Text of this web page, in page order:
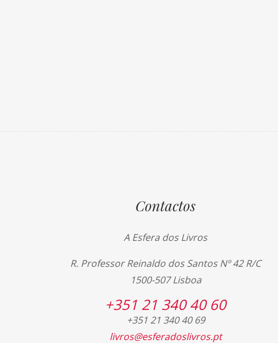
Contactos
A Esfera dos Livros
R. Professor Reinaldo dos Santos Nº 42 R/C
1500-507 Lisboa
+351 21 340 40 60
+351 21 340 40 69
livros@esferadoslivros.pt